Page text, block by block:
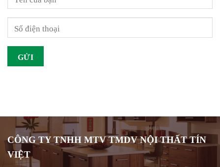
CÔNG TY TNHH MTV TMDV NỘI THẤT TÍN
VIỆT